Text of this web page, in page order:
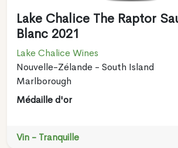
Lake Chalice The Raptor
Blanc 2021
Lake Chalice Wines
Nouvelle-Zélande - South Island
Marlborough
Médaille d'or
Vin - Tranquille